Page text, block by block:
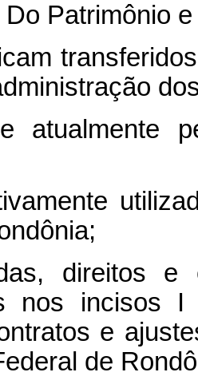
Do Patrimônio
direitos e
nos incisos
e
de